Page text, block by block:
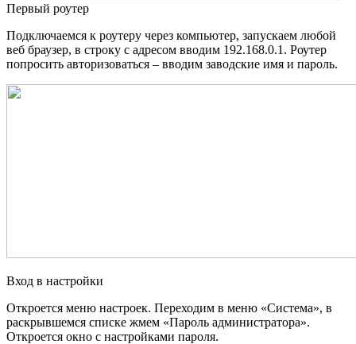
Первый роутер
Подключаемся к роутеру через компьютер, запускаем любой
веб браузер, в строку с адресом вводим 192.168.0.1. Роутер
попросить авторизоваться – вводим заводские имя и пароль.
Вход в настройки
Откроется меню настроек. Переходим в меню «Система», в
раскрывшемся списке жмем «Пароль администратора».
Откроется окно с настройками пароля.